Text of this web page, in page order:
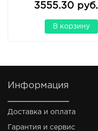
3555.30 руб.
В корзину
Информация
Доставка и оплата
Гарантия и сервис